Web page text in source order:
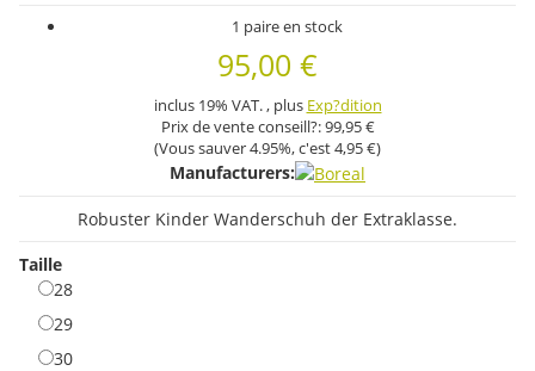
1 paire en stock
95,00 €
inclus 19% VAT. , plus Exp?dition
Prix ​​de vente conseill?:99,95 €
(Vous sauver4.95%, c'est4,95 €)
Manufacturers:
Robuster Kinder Wanderschuh der Extraklasse.
Taille
2828
2929
3030